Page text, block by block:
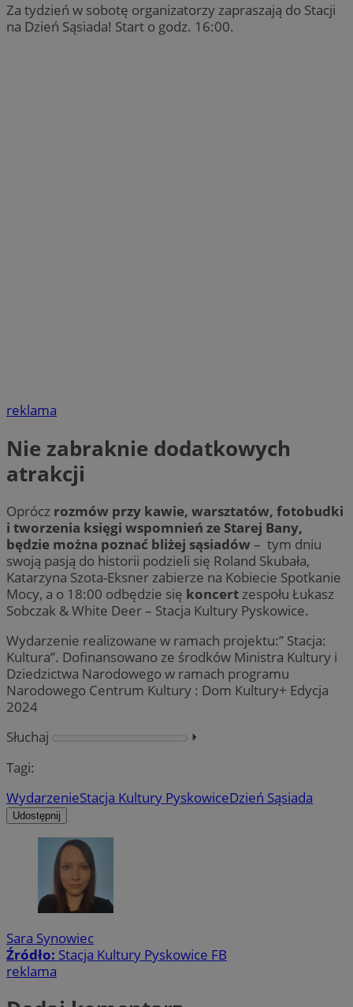
Za tydzień w sobotę organizatorzy zapraszają do Stacji
na Dzień Sąsiada! Start o godz. 16:00.
reklama
Nie zabraknie dodatkowych
atrakcji
Oprócz rozmów przy kawie, warsztatów, fotobudki
i tworzenia księgi wspomnień ze Starej Bany,
będzie można poznać bliżej sąsiadów – tym dniu
swoją pasją do historii podzieli się Roland Skubała,
Katarzyna Szota-Eksner zabierze na Kobiecie Spotkanie
Mocy, a o 18:00 odbędzie się koncertzespołu Łukasz
Sobczak & White Deer – Stacja Kultury Pyskowice.
Wydarzenie realizowane w ramach projektu:” Stacja:
Kultura”. Dofinansowano ze środków Ministra Kultury i
Dziedzictwa Narodowego w ramach programu
Narodowego Centrum Kultury : Dom Kultury+ Edycja
2024
Słuchaj
⏵︎
Tagi:
WydarzenieStacja Kultury PyskowiceDzień Sąsiada
Udostępnij
Sara Synowiec
Źródło: Stacja Kultury Pyskowice FB
reklama